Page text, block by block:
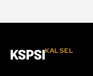
KSPSI KALSEL